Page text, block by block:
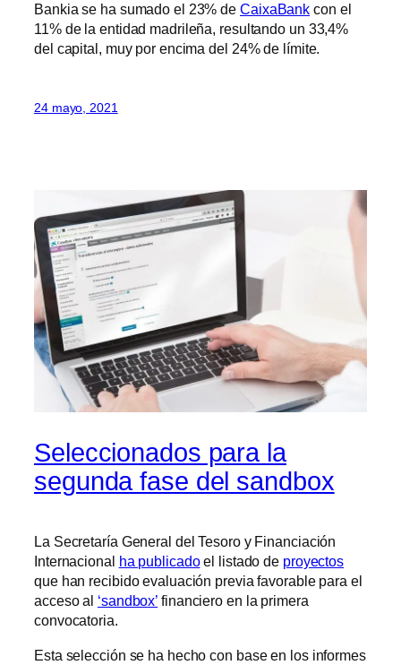
Bankia se ha sumado el 23% de CaixaBank con el
11% de la entidad madrileña, resultando un 33,4%
del capital, muy por encima del 24% de límite.
24 mayo, 2021
Seleccionados para la
segunda fase del sandbox
La Secretaría General del Tesoro y Financiación
Internacional ha publicadoel listado de proyectos
que han recibido evaluación previa favorable para el
acceso al ‘sandbox’ financiero en la primera
convocatoria.
Esta selección se ha hecho con base en los informes